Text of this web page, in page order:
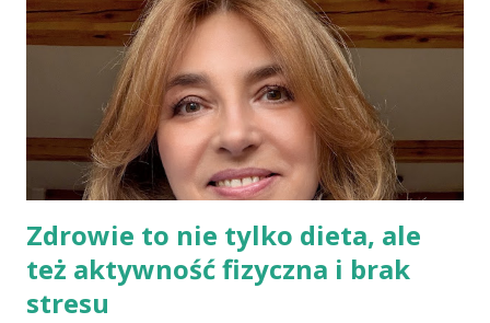
kompletnie odmienne spojrzenie na ten sam problem. To budzi
niepewność i brak zaufania do instytucji służby zdrowia, bowiem
społeczeństwo oczekuje konkretnych, jednolitych zaleceń.
Trzeba pamiętać, że każdego roku towarzystwa naukowe czy
grupy robocze z różnych dziedzin publikują...
Zdrowie to nie tylko dieta, ale
też aktywność fizyczna i brak
stresu